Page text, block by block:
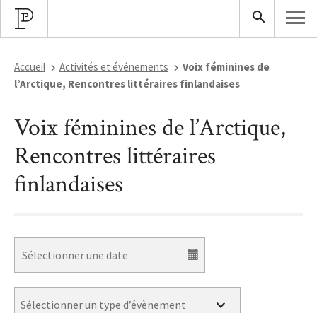
Accueil Activités et événements
Voix féminines de
l’Arctique, Rencontres littéraires finlandaises
Voix féminines de l’Arctique,
Rencontres littéraires
finlandaises